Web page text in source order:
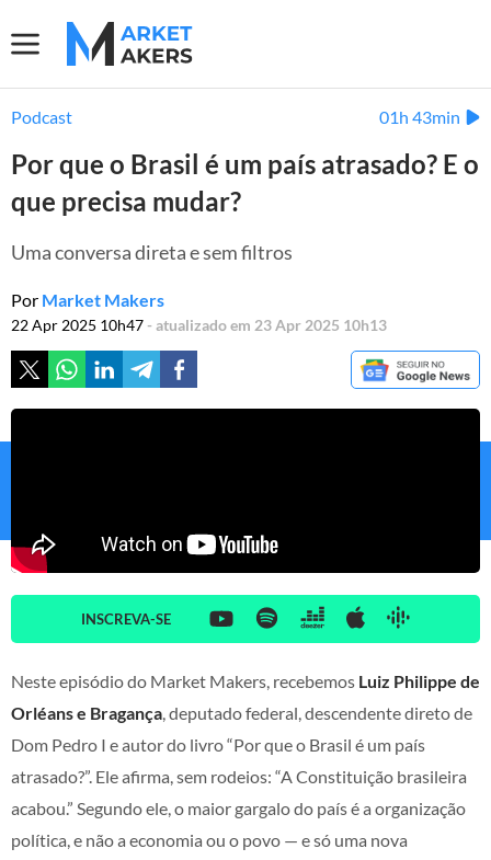
Podcast 01h 43min
Por que o Brasil é um país atrasado? E o
que precisa mudar?
Uma conversa direta e sem filtros
Por Market Makers
22 Apr 2025 10h47- atualizado em 23 Apr 2025 10h13
INSCREVA-SE
Neste episódio do Market Makers, recebemos Luiz Philippe de
Orléans e Bragança, deputado federal, descendente direto de
Dom Pedro I e autor do livro “Por que o Brasil é um país
atrasado?”. Ele afirma, sem rodeios: “A Constituição brasileira
acabou.” Segundo ele, o maior gargalo do país é a organização
política, e não a economia ou o povo — e só uma nova